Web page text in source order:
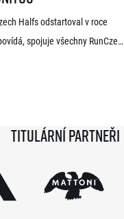
Halfs odstartoval v roce
spojuje všechny RunCzech
teprve 18 měsíců,
Titulární partneři